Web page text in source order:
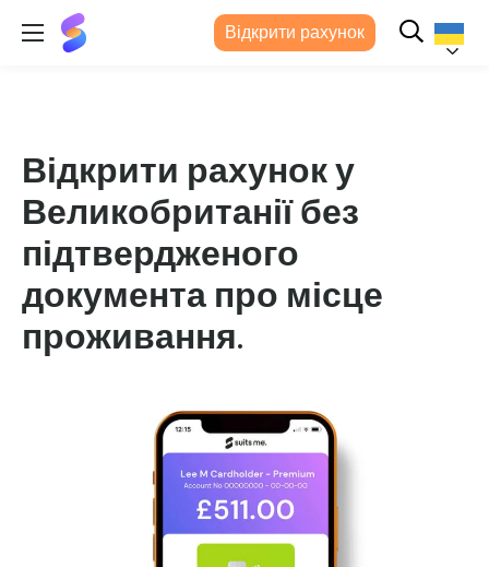
Suits
Me®
(Підходить
Відкрити рахунок
Відкрити рахунок у
Великобританії без
підтвердженого
документа про місце
проживання.